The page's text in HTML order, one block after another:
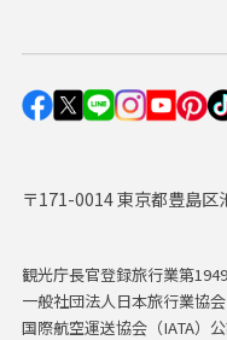
〒171-0014 東京都豊島
観光庁長官登録旅行業第1949
一般社団法人日本旅行業協
国際航空運送協会（IATA）